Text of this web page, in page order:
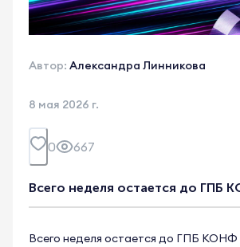
Автор: Александра Линникова
8 мая 2026 г.
0 667
Всего неделя остается до ГПБ
Всего неделя остается до ГПБ КОНФ